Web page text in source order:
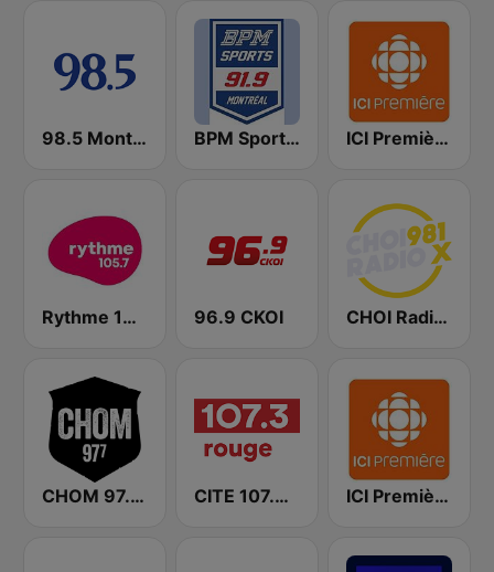
98.5 Montréal BPM Sports 91.9 FM ICI Première Montréal
Rythme 105.7 FM 96.9 CKOI CHOI Radio X 98.1 FM
CHOM 97.7 FM CITE 107.3 Rouge FM ICI Première Québec